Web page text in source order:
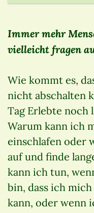
Immer mehr
vielleicht fragen
Wie kommt es,
nicht abschalten
Tag Erlebte noch
Warum kann ich
einschlafen oder
auf und finde
kann ich tun,
bin, dass ich
kann, oder wenn